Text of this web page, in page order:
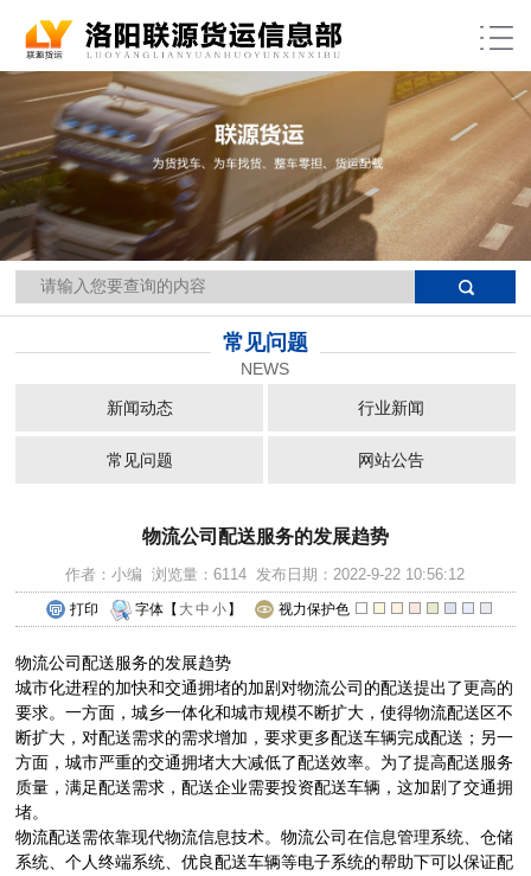
当前位置： 网站首页 >>
常见问题
NEWS
新闻动态 行业新闻
常见问题 网站公告
物流公司配送服务的发展趋势
作者：小编 浏览量：6114 发布日期：2022-9-22 10:56:12
打印 字体【 大中 小 】 视力保护色
物流公司配送服务的发展趋势
城市化进程的加快和交通拥堵的加剧对物流公司的配送提出了更高的
要求。一方面，城乡一体化和城市规模不断扩大，使得物流配送区不
断扩大，对配送需求的需求增加，要求更多配送车辆完成配送；另一
方面，城市严重的交通拥堵大大减低了配送效率。为了提高配送服务
质量，满足配送需求，配送企业需要投资配送车辆，这加剧了交通拥
堵。
物流配送需依靠现代物流信息技术。物流公司在信息管理系统、仓储
系统、个人终端系统、优良配送车辆等电子系统的帮助下可以保证配